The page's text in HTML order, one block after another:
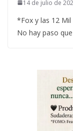
14 de julio de
*Fox y las 12
No hay paso